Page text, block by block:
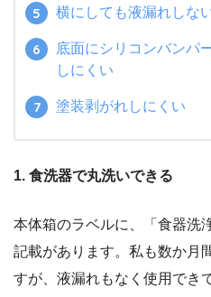
横にしても液漏れしな
底面にシリコンバンパ
しにくい
塗装剥がれしにくい
1. 食洗器で丸洗いできる
本体箱のラベルに、「食器洗
記載があります。私も数か月
すが、液漏れもなく使用でき